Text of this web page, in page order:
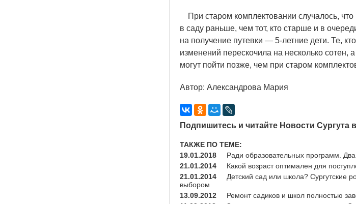
При старом комплектовании случалось, что
в саду раньше, чем тот, кто старше и в
на получение путевки — 5-летние дети. Те,
изменений перескочила на несколько сотен,
могут пойти позже, чем при старом
Автор: Александрова Мария
Подпишитесь и читайте Новости Сургута в
ТАКЖЕ ПО ТЕМЕ:
19.01.2018
Ради образовательных программ.
21.01.2014
Какой возраст оптимален для
21.01.2014
Детский сад или школа? Сургутские
выбором
13.09.2012
Ремонт садиков и школ полностью